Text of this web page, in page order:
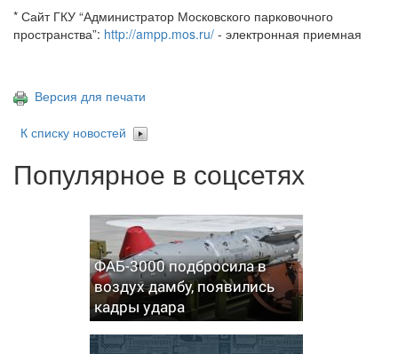
* Сайт ГКУ “Администратор Московского парковочного
пространства”: http://ampp.mos.ru/ - электронная приемная
Версия для печати
К списку новостей
Популярное в соцсетях
ФАБ-3000 подбросила в
воздух дамбу, появились
кадры удара